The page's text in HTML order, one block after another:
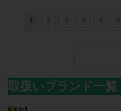
1 2 3 4 5 6
取扱いブランド一覧